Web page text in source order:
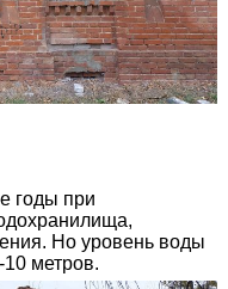
годы при
Но уровень воды
метров.